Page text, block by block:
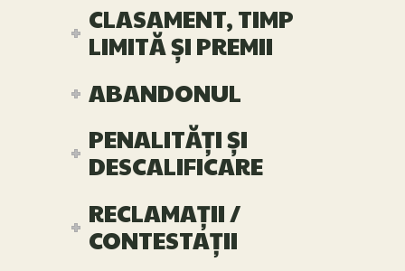
CLASAMENT, TIMP
LIMITĂ ȘI PREMII
ABANDONUL
PENALITĂȚI ȘI
DESCALIFICARE
RECLAMAȚII /
CONTESTAȚII